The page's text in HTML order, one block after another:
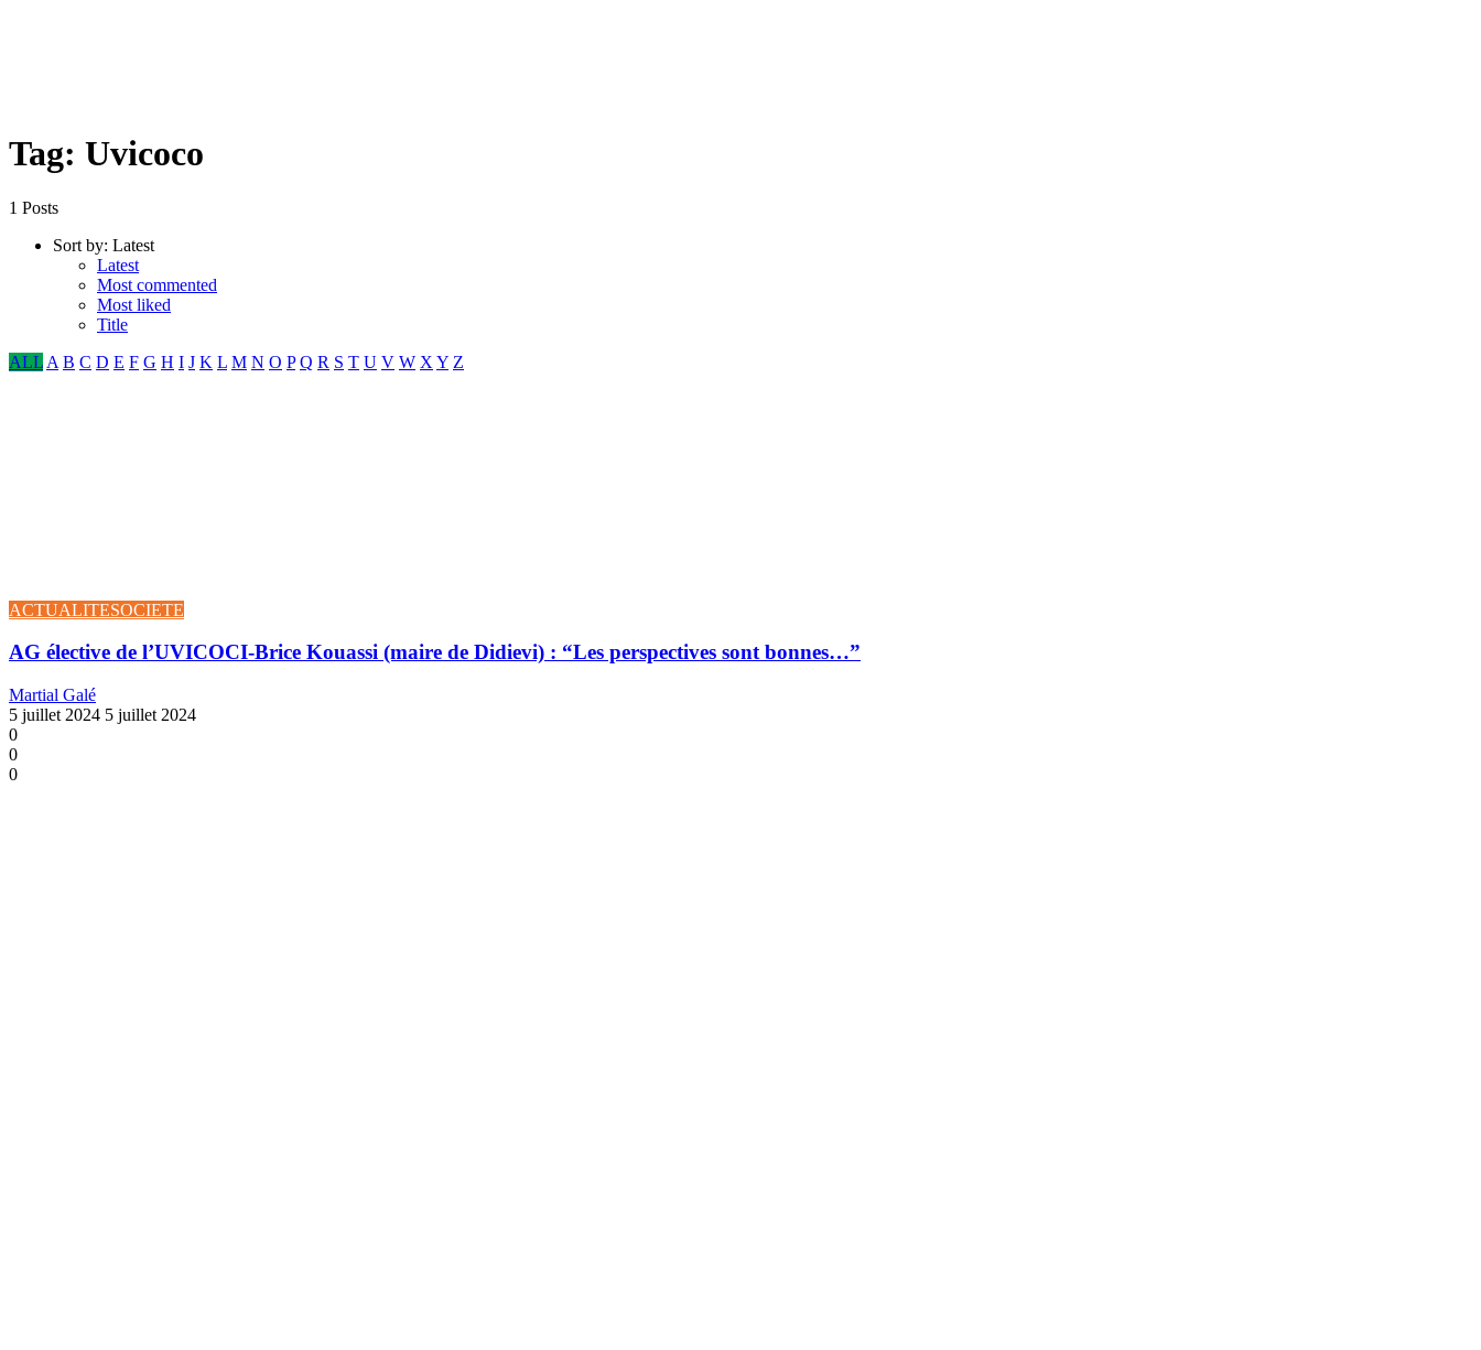
Tag: Uvicoco
1 Posts
Sort by: Latest
Latest
Most commented
Most liked
Title
ALL A B C D E F G H I J K L M N O P Q R S T U V W X Y Z
ACTUALITESOCIETE
AG élective de l’UVICOCI-Brice Kouassi (maire de Didievi) : “Les perspectives sont bonnes…”
Martial Galé
5 juillet 2024 5 juillet 2024
0
0
0